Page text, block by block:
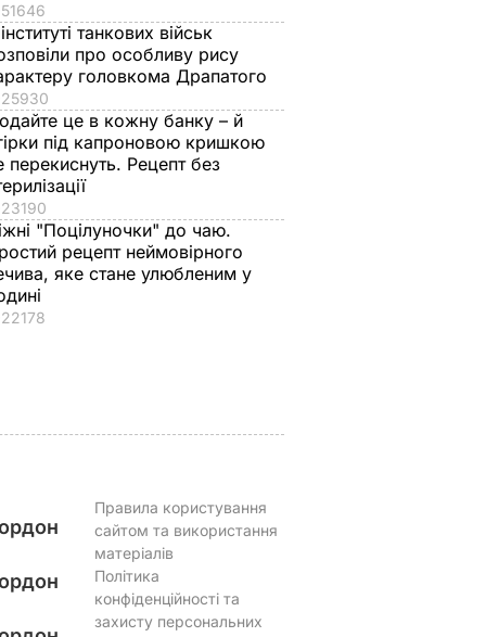
Три важливі кроки – і
ваш салат із буряку
буде неймовірним
7 серпня, 17.29БУЛЬВАР
51646
танкових військ
про особливу рису
головкома Драпатого
25930
це в кожну банку – й
під капроновою кришкою
перекиснуть. Рецепт без
23190
"Поцілуночки" до чаю.
рецепт неймовірного
яке стане улюбленим у
22178
Правила користування
сайтом та використання
матеріалів
Політика
конфіденційності та
захисту персональних